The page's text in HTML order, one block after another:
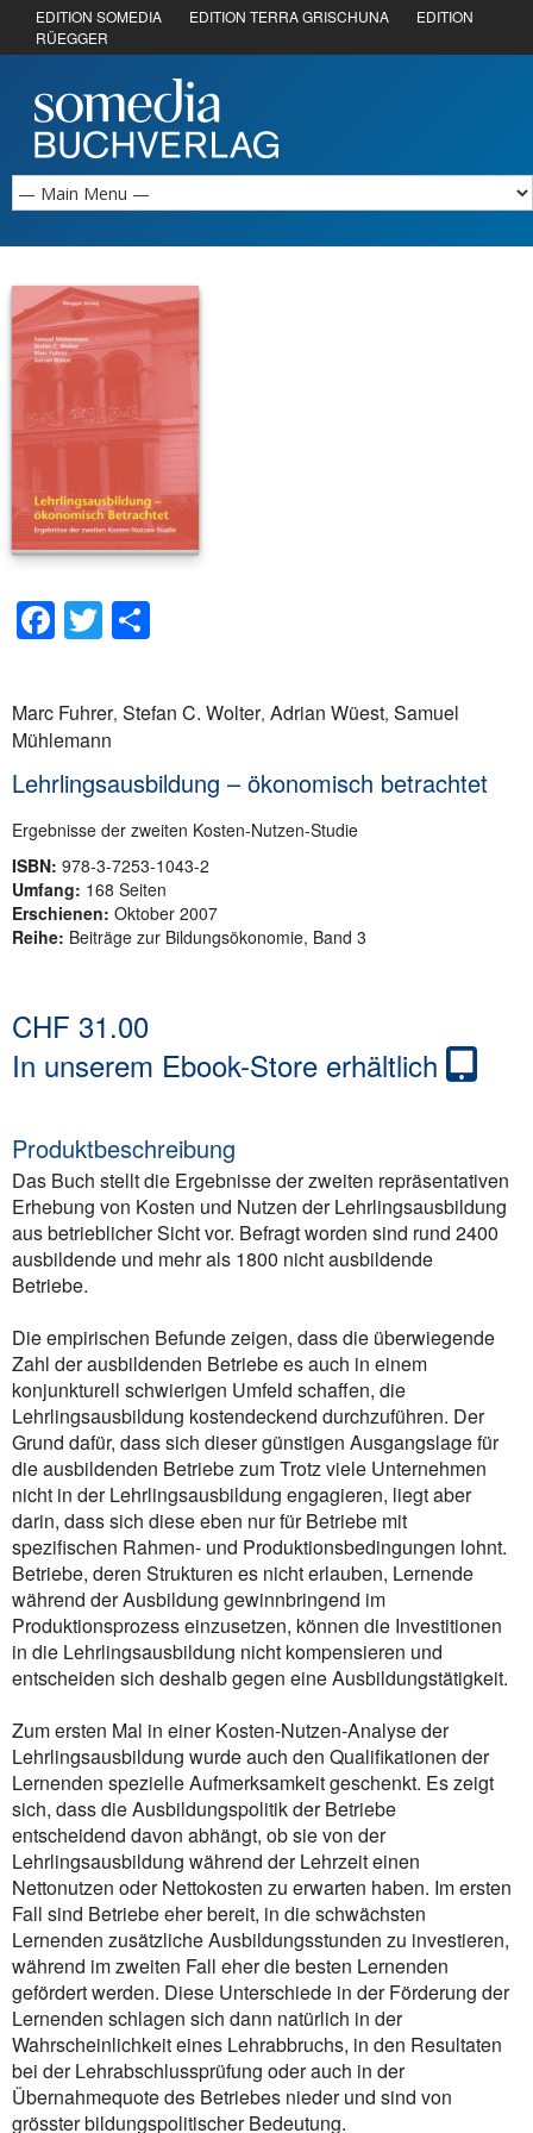
EDITION SOMEDIA EDITION TERRA GRISCHUNA
EDITION
RÜEGGER
Facebook
Twitter
Marc Fuhrer, Stefan C. Wolter, Adrian Wüest, Samuel
Mühlemann
Lehrlingsausbildung – ökonomisch betrachtet
Ergebnisse der zweiten Kosten-Nutzen-Studie
ISBN: 978-3-7253-1043-2
Umfang: 168 Seiten
Erschienen: Oktober 2007
Reihe: Beiträge zur Bildungsökonomie, Band 3
CHF 31.00
In unserem Ebook-Store erhältlich
Produktbeschreibung
Das Buch stellt die Ergebnisse der zweiten repräsentativen
Erhebung von Kosten und Nutzen der Lehrlingsausbildung
aus betrieblicher Sicht vor. Befragt worden sind rund 2400
ausbildende und mehr als 1800 nicht ausbildende
Betriebe.
Die empirischen Befunde zeigen, dass die überwiegende
Zahl der ausbildenden Betriebe es auch in einem
konjunkturell schwierigen Umfeld schaffen, die
Lehrlingsausbildung kostendeckend durchzuführen. Der
Grund dafür, dass sich dieser günstigen Ausgangslage für
die ausbildenden Betriebe zum Trotz viele Unternehmen
nicht in der Lehrlingsausbildung engagieren, liegt aber
darin, dass sich diese eben nur für Betriebe mit
spezifischen Rahmen- und Produktionsbedingungen lohnt.
Betriebe, deren Strukturen es nicht erlauben, Lernende
während der Ausbildung gewinnbringend im
Produktionsprozess einzusetzen, können die Investitionen
in die Lehrlingsausbildung nicht kompensieren und
entscheiden sich deshalb gegen eine Ausbildungstätigkeit.
Zum ersten Mal in einer Kosten-Nutzen-Analyse der
Lehrlingsausbildung wurde auch den Qualifikationen der
Lernenden spezielle Aufmerksamkeit geschenkt. Es zeigt
sich, dass die Ausbildungspolitik der Betriebe
entscheidend davon abhängt, ob sie von der
Lehrlingsausbildung während der Lehrzeit einen
Nettonutzen oder Nettokosten zu erwarten haben. Im ersten
Fall sind Betriebe eher bereit, in die schwächsten
Lernenden zusätzliche Ausbildungsstunden zu investieren,
während im zweiten Fall eher die besten Lernenden
gefördert werden. Diese Unterschiede in der Förderung der
Lernenden schlagen sich dann natürlich in der
Wahrscheinlichkeit eines Lehrabbruchs, in den Resultaten
bei der Lehrabschlussprüfung oder auch in der
Übernahmequote des Betriebes nieder und sind von
grösster bildungspolitischer Bedeutung.